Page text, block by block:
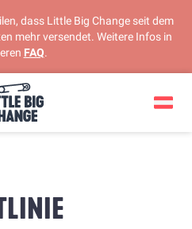
dass Little Big Change seit dem
mehr versendet. Weitere Infos in
FAQ.